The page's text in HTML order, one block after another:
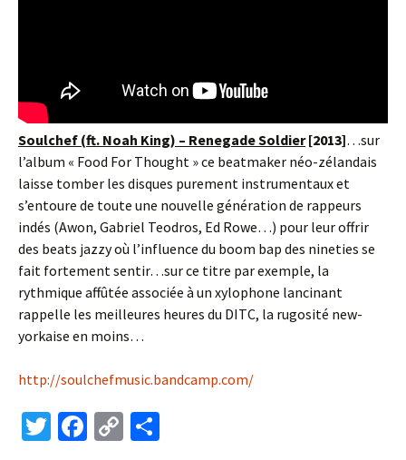
Soulchef (ft. Noah King) – Renegade Soldier[2013]…sur
l’album « Food For Thought » ce beatmaker néo-zélandais
laisse tomber les disques purement instrumentaux et
s’entoure de toute une nouvelle génération de rappeurs
indés (Awon, Gabriel Teodros, Ed Rowe…) pour leur offrir
des beats jazzy où l’influence du boom bap des nineties se
fait fortement sentir…sur ce titre par exemple, la
rythmique affûtée associée à un xylophone lancinant
rappelle les meilleures heures du DITC, la rugosité new-
yorkaise en moins…
http://soulchefmusic.bandcamp.com/
T
Fa C